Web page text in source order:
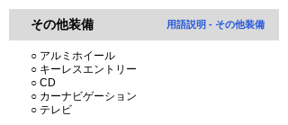
用語説明 - その他装備
その他装備
○ アルミホイール
○ キーレスエントリー
○ CD
○ カーナビゲーション
○ テレビ